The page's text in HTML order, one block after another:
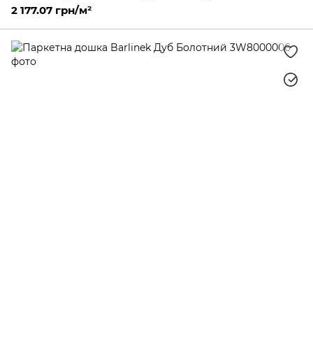
2 177.07 грн/м²